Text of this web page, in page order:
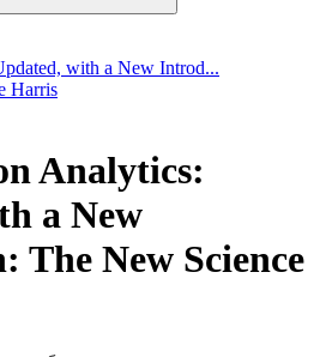
with a New Introd...
Harris
Analytics:
a New
The New Science